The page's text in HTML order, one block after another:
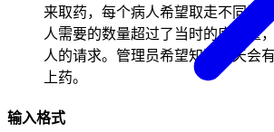
来取药，每个病人希望取走不同数
人需要的数量超过了当时的库存量
人的请求。管理员希望知道每天会
上药。
输入格式